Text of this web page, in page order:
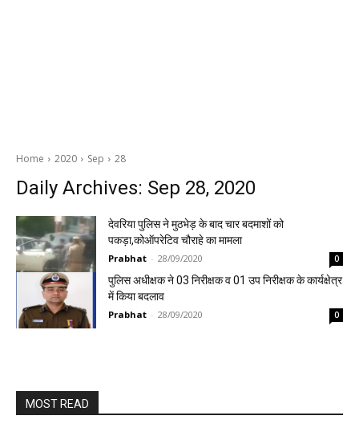
Home 2020 Sep 28
Daily Archives: Sep 28, 2020
देवरिया पुलिस ने मुठभेड़ के बाद चार बदमाशों को
पकड़ा,कोऑपरेटिव चौराहे का मामला
Prabhat - 28/09/2020 0
पुलिस अधीक्षक ने 03 निरीक्षक व 01 उप निरीक्षक के कार्यक्षेत्र
में किया बदलाव
Prabhat - 28/09/2020 0
MOST READ